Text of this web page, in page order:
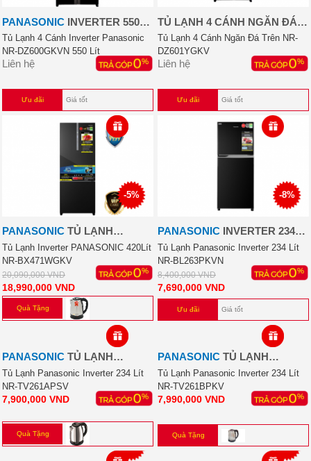
PANASONIC INVERTER 550
LÍT
Tủ Lạnh 4 Cánh Inverter Panasonic
NR-DZ600GKVN 550 Lít
Liên hệ
Ưu đãi Giá tốt
TỦ LẠNH 4 CÁNH NGĂN ĐÁ
TRÊN NR-DZ601YGKV
Tủ Lạnh 4 Cánh Ngăn Đá Trên NR-
DZ601YGKV
Liên hệ
Ưu đãi Giá tốt
-5%
PANASONIC TỦ LẠNH
INVERTER PANASONIC
420LÍT NR-BX471WGKV
Tủ Lạnh Inverter PANASONIC 420Lít
NR-BX471WGKV
20,090,000VND
18,990,000 VND
Quà Tặng
-8%
PANASONIC INVERTER 234
LÍT NR-BL263PKVN
Tủ Lạnh Panasonic Inverter 234 Lít
NR-BL263PKVN
8,400,000VND
7,690,000 VND
Ưu đãi Giá tốt
PANASONIC TỦ LẠNH
PANASONIC INVERTER 234
LÍT
Tủ Lạnh Panasonic Inverter 234 Lít
NR-TV261APSV
7,900,000 VND
Quà Tặng
PANASONIC TỦ LẠNH
PANASONIC INVERTER 234
LÍT
Tủ Lạnh Panasonic Inverter 234 Lít
NR-TV261BPKV
7,990,000 VND
Quà Tặng
-23% -6%